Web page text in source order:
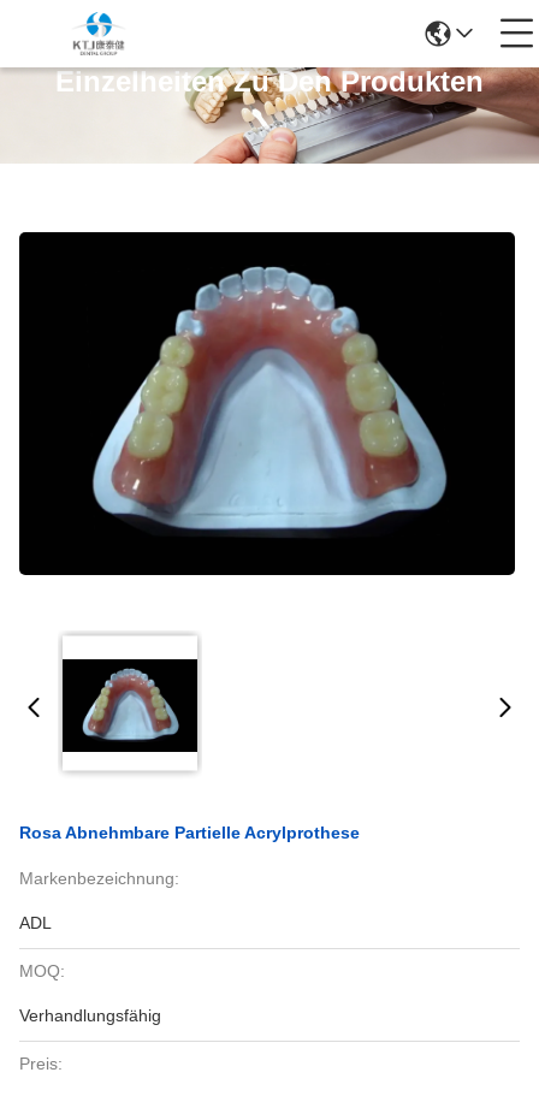
Einzelheiten Zu Den Produkten
Rosa Abnehmbare Partielle Acrylprothese
Markenbezeichnung:
ADL
MOQ:
Verhandlungsfähig
Preis: